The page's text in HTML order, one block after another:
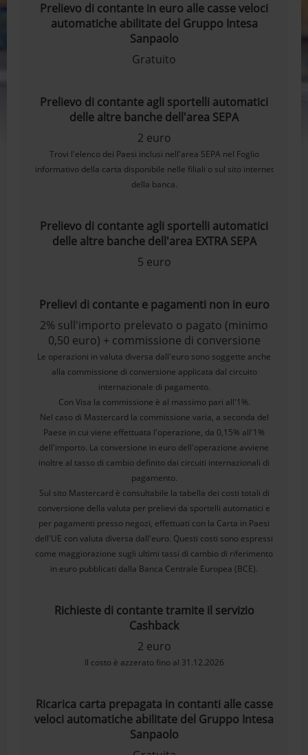
Prelievo di contante in euro alle casse veloci
automatiche abilitate del Gruppo Intesa
Sanpaolo
Gratuito
Prelievo di contante agli sportelli automatici
delle altre banche dell'area SEPA
2 euro
Trovi l'elenco dei Paesi inclusi nell'area SEPA nel Foglio
informativo della carta disponibile nelle filiali o sul sito internet
della banca.
Prelievo di contante agli sportelli automatici
delle altre banche dell'area EXTRA SEPA
5 euro
Prelievi di contante e pagamenti non in euro
2% sull'importo prelevato o pagato (minimo
0,50 euro) + commissione di conversione
Le operazioni in valuta diversa dall'euro sono soggette anche
alla commissione di conversione applicata dal circuito
internazionale di pagamento.
Con Visa la commissione è al massimo pari all'1%.
Nel caso di Mastercard la commissione varia, a seconda del
Paese in cui viene effettuata l'operazione, da 0,15% all'1%
dell'importo. La conversione in euro dell'operazione avviene
inoltre al tasso di cambio definito dai circuiti internazionali di
pagamento.
Sul sito Mastercard è consultabile la tabella dei costi totali di
conversione della valuta per prelievi da sportelli automatici e
per pagamenti presso negozi, effettuati con la Carta in Paesi
dell'UE con valuta diversa dall'euro. Questi costi sono espressi
come maggiorazione sugli ultimi tassi di cambio di riferimento
in euro pubblicati dalla Banca Centrale Europea (BCE).
Richieste di contante tramite il servizio
Cashback
2 euro
Il costo è azzerato fino al 31.12.2026
Ricarica carta prepagata in contanti alle casse
veloci automatiche abilitate del Gruppo Intesa
Sanpaolo